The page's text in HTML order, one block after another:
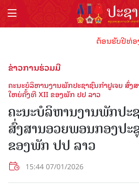
ຕ້ອນຮັບປີທ່ອງ
ຂ່າວການຮ່ວມມື
ຄະນະບໍລິຫານງານພັກປະຊາຊົນກໍາປູເຈຍ ສົ່
ໃຫຍ່ຄັ້ງທີ XII ຂອງພັກ ປປ ລາວ
ຄະນະບໍລິຫານງານພັກປະ
ສົ່ງສານອວຍພອນກອງປ
ຂອງພັກ ປປ ລາວ
15:44 07/01/2026